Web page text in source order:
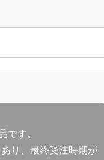
です。
り、最終受注時期が